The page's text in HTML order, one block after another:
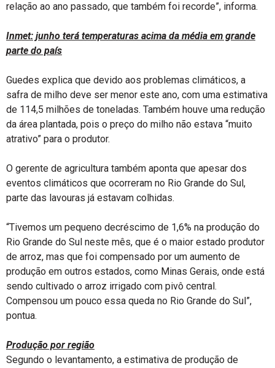
relação ao ano passado, que também foi recorde”, informa.
Inmet: junho terá temperaturas acima da média em grande
parte do país
Guedes explica que devido aos problemas climáticos, a
safra de milho deve ser menor este ano, com uma estimativa
de 114,5 milhões de toneladas. Também houve uma redução
da área plantada, pois o preço do milho não estava “muito
atrativo” para o produtor.
O gerente de agricultura também aponta que apesar dos
eventos climáticos que ocorreram no Rio Grande do Sul,
parte das lavouras já estavam colhidas.
“Tivemos um pequeno decréscimo de 1,6% na produção do
Rio Grande do Sul neste mês, que é o maior estado produtor
de arroz, mas que foi compensado por um aumento de
produção em outros estados, como Minas Gerais, onde está
sendo cultivado o arroz irrigado com pivô central.
Compensou um pouco essa queda no Rio Grande do Sul”,
pontua.
Produção por região
Segundo o levantamento, a estimativa de produção de